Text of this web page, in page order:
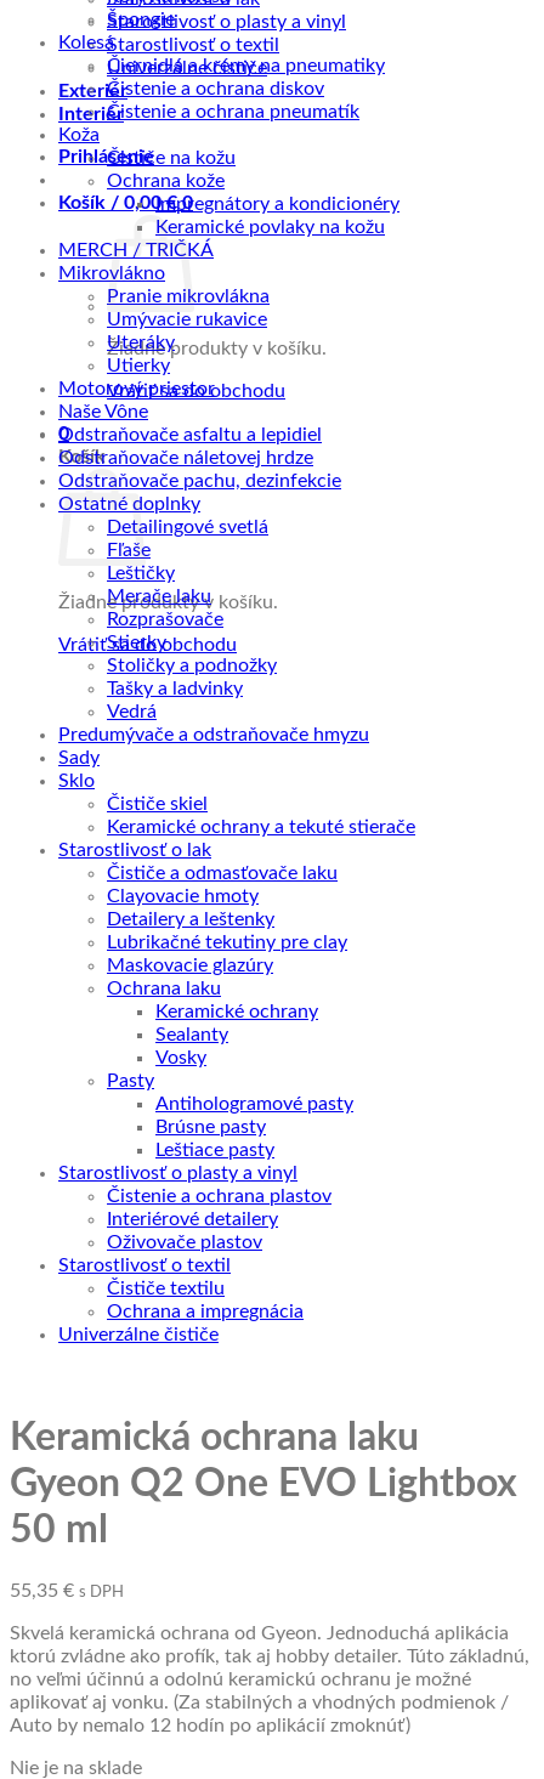
Starostlivosť o plasty a vinyl
Starostlivosť o textil
Univerzálne čističe
Exteriér
Interiér
Prihlásenie
Košík / 0,00€ 0
Žiadne produkty v košíku.
Vrátiť sa do obchodu
0
Košík
Žiadne produkty v košíku.
Vrátiť sa do obchodu
Špongie
Kolesá
Čiernidlá a krémy na pneumatiky
Čistenie a ochrana diskov
Čistenie a ochrana pneumatík
Koža
Čističe na kožu
Ochrana kože
Impregnátory a kondicionéry
Keramické povlaky na kožu
MERCH / TRIČKÁ
Mikrovlákno
Pranie mikrovlákna
Umývacie rukavice
Uteráky
Utierky
Motorový priestor
Naše Vône
Odstraňovače asfaltu a lepidiel
Odstraňovače náletovej hrdze
Odstraňovače pachu, dezinfekcie
Ostatné doplnky
Detailingové svetlá
Fľaše
Leštičky
Merače laku
Rozprašovače
Stierky
Stoličky a podnožky
Tašky a ladvinky
Vedrá
Predumývače a odstraňovače hmyzu
Sady
Sklo
Čističe skiel
Keramické ochrany a tekuté stierače
Starostlivosť o lak
Čističe a odmasťovače laku
Clayovacie hmoty
Detailery a leštenky
Lubrikačné tekutiny pre clay
Maskovacie glazúry
Ochrana laku
Keramické ochrany
Sealanty
Vosky
Pasty
Antihologramové pasty
Brúsne pasty
Leštiace pasty
Starostlivosť o plasty a vinyl
Čistenie a ochrana plastov
Interiérové detailery
Oživovače plastov
Starostlivosť o textil
Čističe textilu
Ochrana a impregnácia
Univerzálne čističe
Keramická ochrana laku
Gyeon Q2 One EVO Lightbox
50 ml
55,35 € s DPH
Skvelá keramická ochrana od Gyeon. Jednoduchá aplikácia
ktorú zvládne ako profík, tak aj hobby detailer. Túto základnú,
no veľmi účinnú a odolnú keramickú ochranu je možné
aplikovať aj vonku. (Za stabilných a vhodných podmienok /
Auto by nemalo 12 hodín po aplikácií zmoknúť)
Nie je na sklade